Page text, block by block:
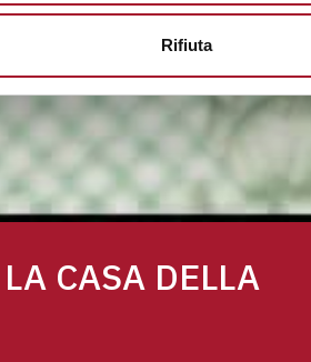
Rifiuta
CASA DELLA